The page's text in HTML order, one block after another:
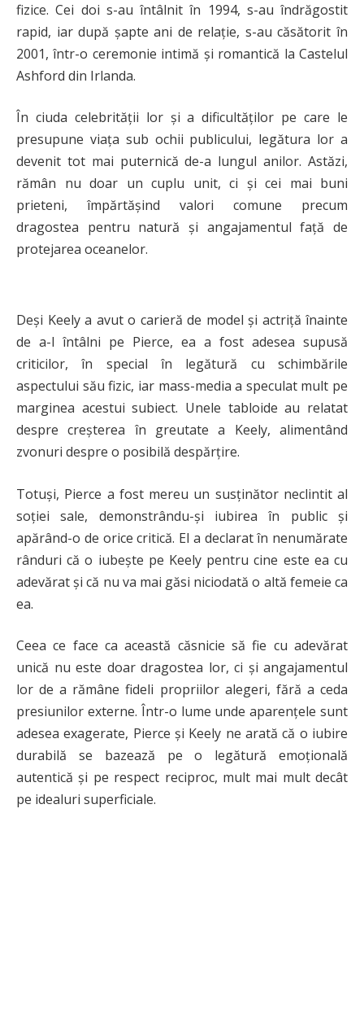
fizice. Cei doi s-au întâlnit în 1994, s-au îndrăgostit
rapid, iar după șapte ani de relație, s-au căsătorit în
2001, într-o ceremonie intimă și romantică la Castelul
Ashford din Irlanda.
În ciuda celebrității lor și a dificultăților pe care le
presupune viața sub ochii publicului, legătura lor a
devenit tot mai puternică de-a lungul anilor. Astăzi,
rămân nu doar un cuplu unit, ci și cei mai buni
prieteni, împărtășind valori comune precum
dragostea pentru natură și angajamentul față de
protejarea oceanelor.
Deși Keely a avut o carieră de model și actriță înainte
de a-l întâlni pe Pierce, ea a fost adesea supusă
criticilor, în special în legătură cu schimbările
aspectului său fizic, iar mass-media a speculat mult pe
marginea acestui subiect. Unele tabloide au relatat
despre creșterea în greutate a Keely, alimentând
zvonuri despre o posibilă despărțire.
Totuși, Pierce a fost mereu un susținător neclintit al
soției sale, demonstrându-și iubirea în public și
apărând-o de orice critică. El a declarat în nenumărate
rânduri că o iubește pe Keely pentru cine este ea cu
adevărat și că nu va mai găsi niciodată o altă femeie ca
ea.
Ceea ce face ca această căsnicie să fie cu adevărat
unică nu este doar dragostea lor, ci și angajamentul
lor de a rămâne fideli propriilor alegeri, fără a ceda
presiunilor externe. Într-o lume unde aparențele sunt
adesea exagerate, Pierce și Keely ne arată că o iubire
durabilă se bazează pe o legătură emoțională
autentică și pe respect reciproc, mult mai mult decât
pe idealuri superficiale.